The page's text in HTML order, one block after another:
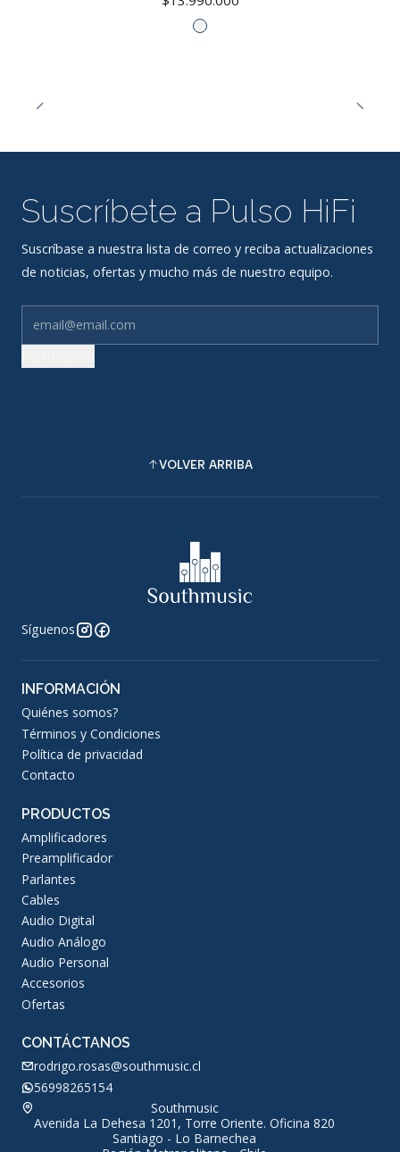
Suscríbete a Pulso HiFi
Suscríbase a nuestra lista de correo y reciba actualizaciones
de noticias, ofertas y mucho más de nuestro equipo.
VOLVER ARRIBA
Síguenos
INFORMACIÓN
Quiénes somos?
Términos y Condiciones
Política de privacidad
Contacto
PRODUCTOS
Amplificadores
Preamplificador
Parlantes
Cables
Audio Digital
Audio Análogo
Audio Personal
Accesorios
Ofertas
CONTÁCTANOS
rodrigo.rosas@southmusic.cl
56998265154
Southmusic
Avenida La Dehesa 1201, Torre Oriente. Oficina 820
Santiago - Lo Barnechea